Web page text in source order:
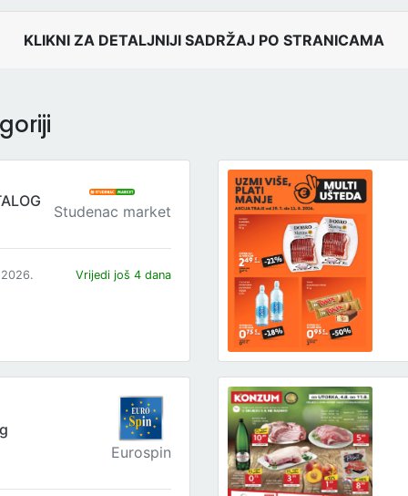
KLIKNI ZA DETALJNIJI SADRŽAJ PO STRANICAMA
Studenac market
Vrijedi još 4 dana
Eurospin